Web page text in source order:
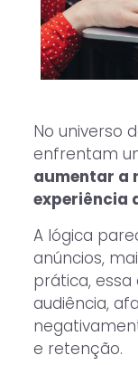
No universo
enfrentam
aumentar a
experiência
A lógica
anúncios,
prática,
audiência,
e retenção.